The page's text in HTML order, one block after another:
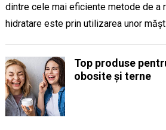
dintre cele mai eficiente metode de a
hidratare este prin utilizarea unor
Top produse
obosite și terne